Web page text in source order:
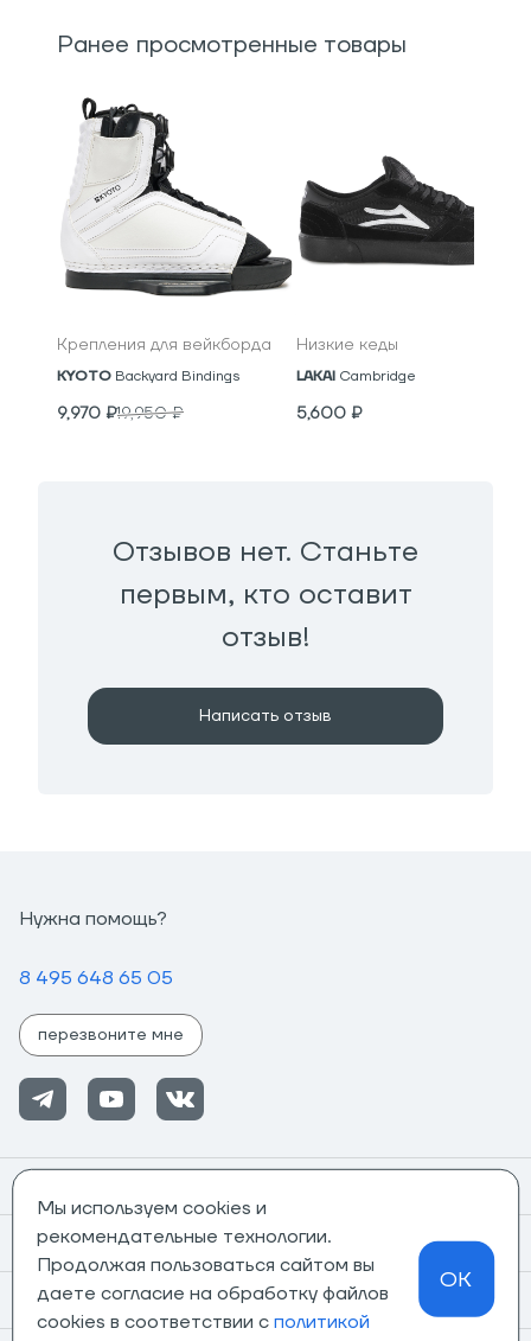
Ранее просмотренные товары
Крепления для вейкборда
KYOTO Backyard Bindings
9,970 ₽19,950₽
Низкие кеды
LAKAI Cambridge
5,600 ₽
Отзывов нет. Станьте
первым, кто оставит
отзыв!
Написать отзыв
Нужна помощь?
8 495 648 65 05
перезвоните мне
Информация
О компании
Мы используем cookies и
рекомендательные технологии.
Продолжая пользоваться сайтом вы
даете согласие на обработку файлов
cookies в соответствии с политикой
OK